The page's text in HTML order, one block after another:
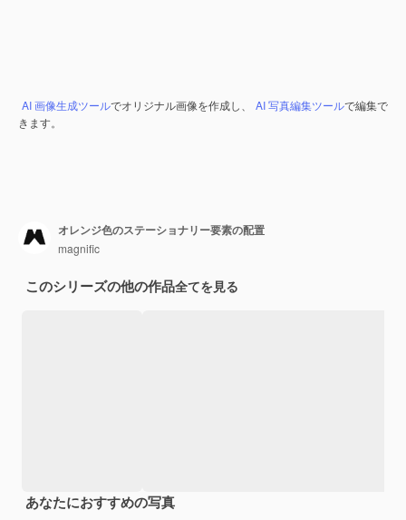
AI 画像生成ツールでオリジナル画像を作成し、 AI 写真編集ツールで編集で
きます。
オレンジ色のステーショナリー要素の配置
magnific
このシリーズの他の作品全てを見る
あなたにおすすめの写真